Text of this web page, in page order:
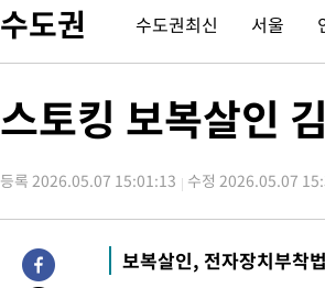
-6566초 전 > 선재도서 해루질 나섰다 실종 60대,
-4100초 전 >남자 농구, 나고야 아시안게임서 '홈
4분 전 >극한폭염 한풀 꺾이지만…'낮 최고 35도'
1시간 전 >[속보]'압수수색·성접대 논란' 축구협
4시간 전 >'최고 37도' 폭염 지속…강원동해안 최
6시간 전 >
[속보]뉴욕증시 상승 마감…S&P 0.6%
-28325초 전 >
[속보]與최고위원 제주·인천 순
수도권 수도권최신 서울
스토킹 보복살인
등록 2026.05.07 15:01:13 수정 2026.05.07
보복살인, 전자장치부착